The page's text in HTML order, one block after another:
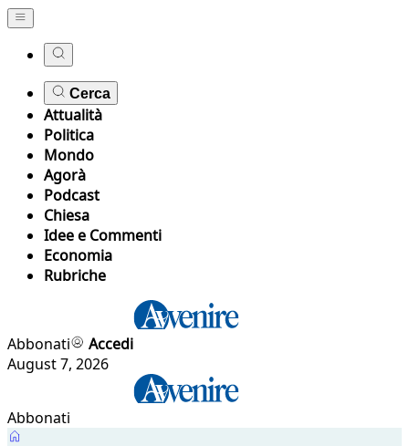
Cerca
Attualità
Politica
Mondo
Agorà
Podcast
Chiesa
Idee e Commenti
Economia
Rubriche
Abbonati
Accedi
August 7, 2026
Abbonati